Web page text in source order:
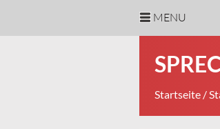
MENU
Startseite /